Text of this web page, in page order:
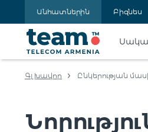
Անհատներին Բիզնես
Գլխավոր Ընկերության